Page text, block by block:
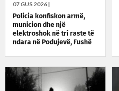
07 GUS 2026 |
Policia konfiskon armë,
municion dhe një
elektroshok në tri raste të
ndara në Podujevë, Fushë